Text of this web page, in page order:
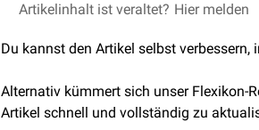
Artikelinhalt ist veraltet? Hier melden
Du kannst den Artikel selbst verbessern,
Alternativ kümmert sich unser Flexikon-
Artikel schnell und vollständig zu